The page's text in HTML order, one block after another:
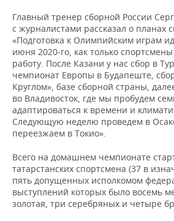
Главный тренер сборной России
с журналистами рассказал о планах
«Подготовка к Олимпийским играм
июня 2020-го, как только
работу. После Казани у нас сбор в
чемпионат Европы в Будапеште,
Круглом», базе сборной страны,
во Владивосток, где мы пробудем
адаптироваться к времени и
Следующую неделю проведем в
переезжаем в Токио».
Всего на домашнем чемпионате
татарстанских спортсмена (37 в
пять допущенных исполкомом
выступлений которых было восемь
золотая, три серебряных и четыре